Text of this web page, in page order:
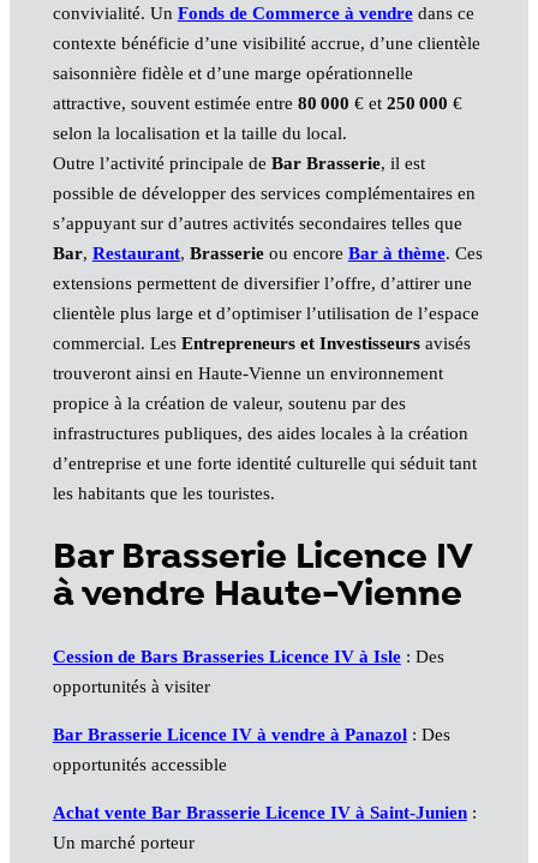
convivialité. Un Fonds de Commerceà vendredans ce
contexte bénéficie d’une visibilité accrue, d’une clientèle
saisonnière fidèle et d’une marge opérationnelle
attractive, souvent estimée entre 80 000 € et 250 000 €
selon la localisation et la taille du local.
Outre l’activité principale de Bar Brasserie, il est
possible de développer des services complémentaires en
s’appuyant sur d’autres activités secondaires telles que
Bar, Restaurant, Brasserieou encore Barà thème. Ces
extensions permettent de diversifier l’offre, d’attirer une
clientèle plus large et d’optimiser l’utilisation de l’espace
commercial. Les Entrepreneurs et Investisseursavisés
trouveront ainsi en Haute-Vienne un environnement
propice à la création de valeur, soutenu par des
infrastructures publiques, des aides locales à la création
d’entreprise et une forte identité culturelle qui séduit tant
les habitants que les touristes.
Bar Brasserie Licence IV
à vendre Haute-Vienne
Cession de Bars Brasseries Licence IV à Isle: Des
opportunités à visiter
Bar Brasserie Licence IV à vendre à Panazol: Des
opportunités accessible
Achat vente Bar Brasserie Licence IV à Saint-Junien:
Un marché porteur